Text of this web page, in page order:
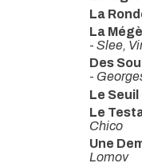
La
La
- Slee,
Des
-
Le
Le
Chico
Une
Lomov